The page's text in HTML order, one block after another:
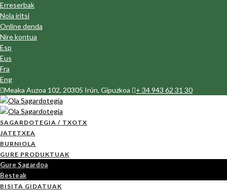
Erreserbak
Nola iritsi
Online denda
Nire kontua
Esp
Eus
Fra
Eng
Meaka Auzoa 102, 20305 Irún, Gipuzkoa
+ 34 943 62 31 30
SAGARDOTEGIA / TXOTX
JATETXEA
BURNIOLA
GURE PRODUKTUAK
Gure Sagardoa
Besteak
BISITA GIDATUAK